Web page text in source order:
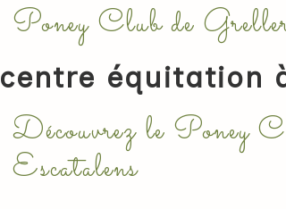
Poney Club de
centre équitation
Découvrez le Poney
Escatalens